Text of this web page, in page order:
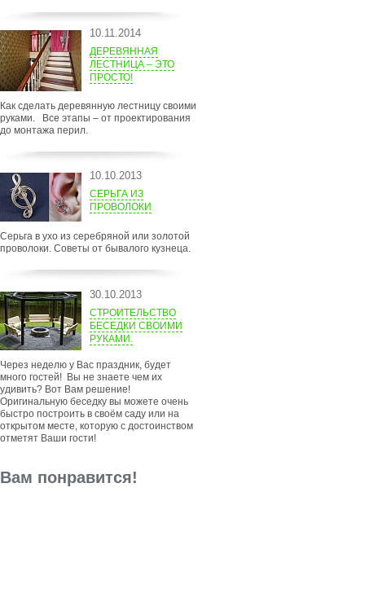
10.11.2014
ДЕРЕВЯННАЯ
ЛЕСТНИЦА – ЭТО
ПРОСТО!
Как сделать деревянную лестницу своими
руками. Все этапы – от проектирования
до монтажа перил.
10.10.2013
СЕРЬГА ИЗ
ПРОВОЛОКИ
Серьга в ухо из серебряной или золотой
проволоки. Советы от бывалого кузнеца.
30.10.2013
СТРОИТЕЛЬСТВО
БЕСЕДКИ СВОИМИ
РУКАМИ.
Через неделю у Вас праздник, будет
много гостей! Вы не знаете чем их
удивить? Вот Вам решение!
Оригинальную беседку вы можете очень
быстро построить в своём саду или на
открытом месте, которую с достоинством
отметят Ваши гости!
Вам понравится!